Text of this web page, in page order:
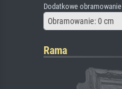
Dodatkowe obramowanie
Obramowanie: 0 cm
Rama